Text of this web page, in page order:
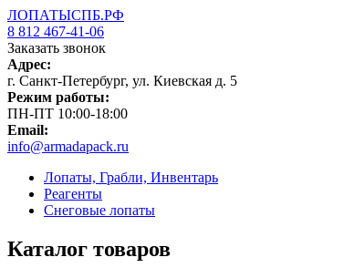
ЛОПАТЫСПБ.РФ
8 812 467-41-06
Заказать звонок
Адрес:
г. Санкт-Петербург, ул. Киевская д. 5
Режим работы:
ПН-ПТ 10:00-18:00
Email:
info@armadapack.ru
Лопаты, Грабли, Инвентарь
Реагенты
Снеговые лопаты
Каталог товаров